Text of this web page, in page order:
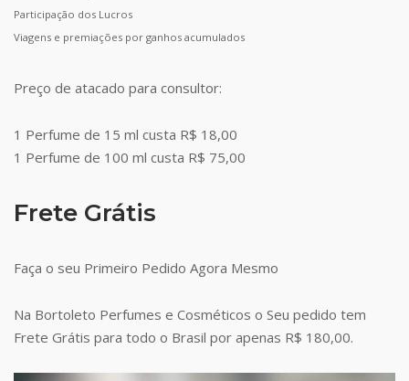
Participação dos Lucros
Viagens e premiações por ganhos acumulados
Preço de atacado para consultor:
1 Perfume de 15 ml custa R$ 18,00
1 Perfume de 100 ml custa R$ 75,00
Frete Grátis
Faça o seu Primeiro Pedido Agora Mesmo
Na Bortoleto Perfumes e Cosméticos o Seu pedido tem
Frete Grátis para todo o Brasil por apenas R$ 180,00.